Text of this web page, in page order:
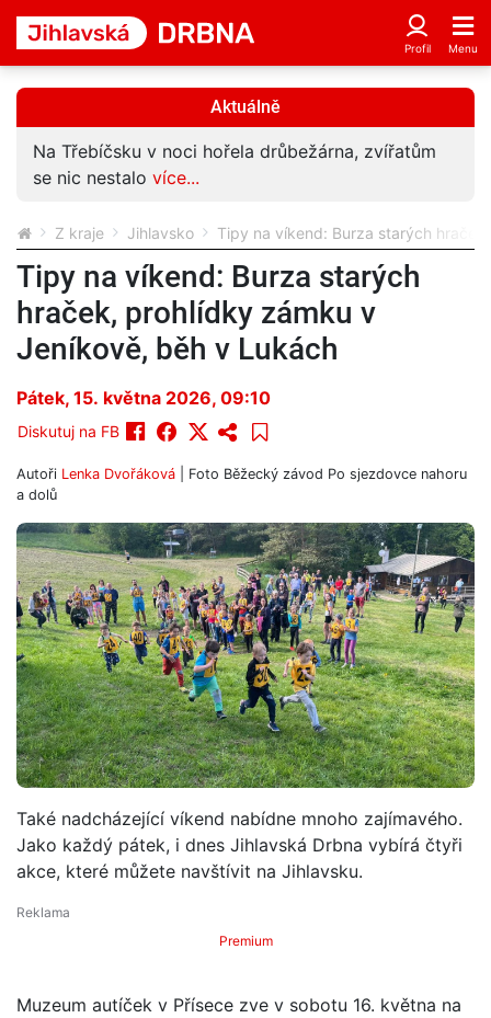
Aktuálně
Na Třebíčsku v noci hořela drůbežárna, zvířatům
se nic nestalo více...
Z kraje Jihlavsko Tipy na víkend: Burza starých
Tipy na víkend: Burza starých
hraček, prohlídky zámku v
Jeníkově, běh v Lukách
Pátek, 15. května 2026, 09:10
Diskutuj na FB
Autoři Lenka Dvořáková | Foto Běžecký závod Po sjezdovce nahoru
a dolů
Také nadcházející víkend nabídne mnoho zajímavého.
Jako každý pátek, i dnes Jihlavská Drbna vybírá čtyři
akce, které můžete navštívit na Jihlavsku.
Premium
Muzeum autíček v Přísece zve v sobotu 16. května na